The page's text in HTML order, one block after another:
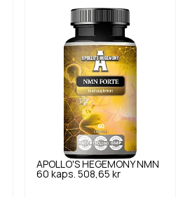
APOLLO'S HEGEMONY NMN
60 kaps. 508,65 kr